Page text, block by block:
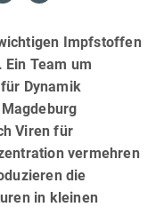
Impfstoffen
Team um
Dynamik
Viren für
vermehren
die
in kleinen